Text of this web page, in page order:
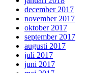
december 2017
november 2017
oktober 2017
september 2017
augusti 2017
juli 2017
juni 2017